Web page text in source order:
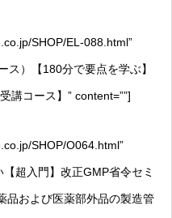
SHOP/EL-088.html”
ス）【180分で要点を学ぶ】
講コース】” content=””]
SHOP/O064.html”
超入門】改正GMP省令セミ
品および医薬部外品の製造管